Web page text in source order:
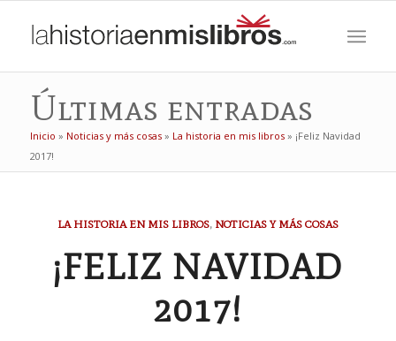
Últimas entradas
Inicio » Noticias y más cosas» La historia en mis libros» ¡Feliz Navidad
2017!
LA HISTORIA EN MIS LIBROS, NOTICIAS Y MÁS COSAS
¡FELIZ NAVIDAD
2017!